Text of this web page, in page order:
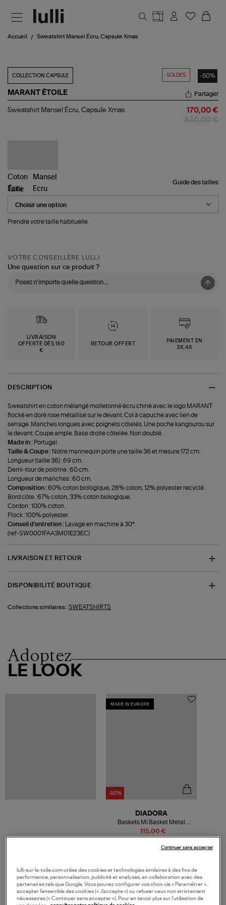
Accueil Sweatshirt Mansel Écru, Capsule Xmas
SOLDES -50%
COLLECTION CAPSULE
MARANT ÉTOILE
Sweatshirt
Partager
Sweatshirt Mansel Écru, Capsule Xmas 170,00 €
Guide des tailles
Taille
Prendre votre taille habituelle.
VOTRE CONSEILLÈRE LULLI
Une question sur ce produit ?
LIVRAISON
OFFERTE DÈS 150
€
RETOUR OFFERT
PAIEMENT EN
3X,4X
DESCRIPTION
Sweatshirt en coton mélangé molletonné écru chiné avec le logo MARANT
flocké en doré rose métallisé sur le devant. Col à capuche avec lien de
serrage. Manches longues avec poignets côtelés. Une poche kangourou sur
le devant. Coupe ample. Base droite côtelée. Non doublé.
Made in : Portugal.
Taille & Coupe : Notre mannequin porte une taille 36 et mesure 172 cm.
Longueur (taille 36) : 69 cm.
Demi-tour de poitrine : 60 cm.
Longueur de manches : 60 cm.
Composition :60% coton biologique, 28% coton, 12% polyester recyclé.
Bord côte : 67% coton, 33% coton biologique.
Cordon : 100% coton.
Flock : 100% polyester.
Conseil d'entretien :
Lavage en machine à 30°.
(ref-SW0001FAA3M01E23EC)
LIVRAISON ET RETOUR
DISPONIBILITÉ BOUTIQUE
Collections similaires : SWEATSHIRTS
Adoptez
LE LOOK
MADE IN EUROPE
-50%
230,00 €
115,00 €
DIADORA
Baskets Mi Basket Metal
Oyster White
VOS DERNIERS PRODUITS VUS
lulli-sur-la-toile.com utilise des cookies et technologies similaires à des fins de
performance, personnalisation, publicité et analyses, en collaboration avec des
partenaires tels que Google. Vous pouvez configurer vos choix via « Paramétrer »,
accepter l’ensemble des cookies (« J’accepte ») ou refuser ceux non strictement
nécessaires (« Continuer sans accepter »). Pour en savoir plus sur l’utilisation de
Continuer sans accepter